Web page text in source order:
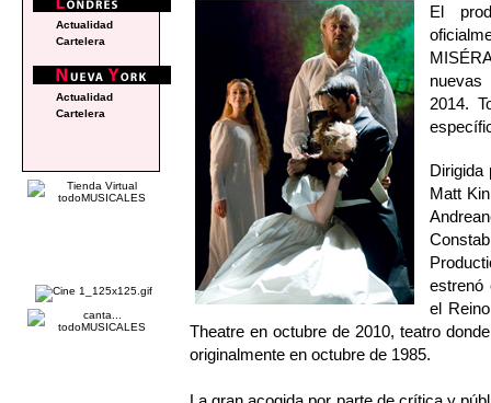
El
nuevas
2014.
Dirigida
Matt
estrenó
el
Theatre en octubre de 2010, teatro
originalmente en octubre de 1985.
Actualidad
Cartelera
Actualidad
Cartelera